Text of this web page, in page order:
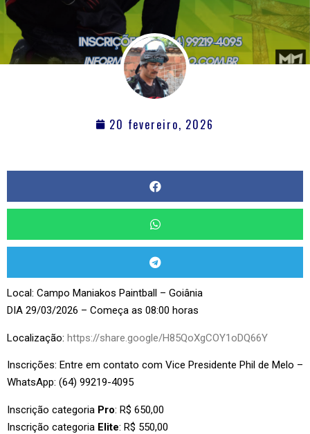
20 fevereiro, 2026
Local: Campo Maniakos Paintball – Goiânia
DIA 29/03/2026 – Começa as 08:00 horas
Localização: https://share.google/H85QoXgCOY1oDQ66Y
Inscrições: Entre em contato com Vice Presidente Phil de Melo –
WhatsApp: (64) 99219-4095
Inscrição categoria Pro: R$ 650,00
Inscrição categoria Elite: R$ 550,00